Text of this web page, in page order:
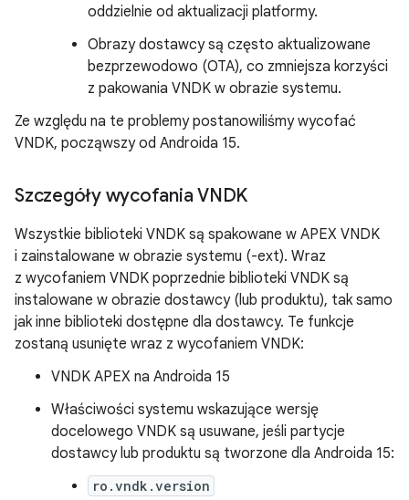
oddzielnie od aktualizacji platformy.
Obrazy dostawcy są często aktualizowane
bezprzewodowo (OTA), co zmniejsza korzyści
z pakowania VNDK w obrazie systemu.
Ze względu na te problemy postanowiliśmy wycofać
VNDK, począwszy od Androida 15.
Szczegóły wycofania VNDK
Wszystkie biblioteki VNDK są spakowane w APEX VNDK
i zainstalowane w obrazie systemu (-ext). Wraz
z wycofaniem VNDK poprzednie biblioteki VNDK są
instalowane w obrazie dostawcy (lub produktu), tak samo
jak inne biblioteki dostępne dla dostawcy. Te funkcje
zostaną usunięte wraz z wycofaniem VNDK:
VNDK APEX na Androida 15
Właściwości systemu wskazujące wersję
docelowego VNDK są usuwane, jeśli partycje
dostawcy lub produktu są tworzone dla Androida 15:
ro.vndk.version